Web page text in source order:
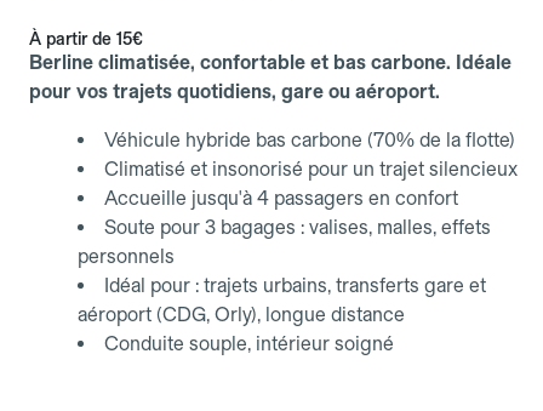
À partir de 15€
Berline climatisée, confortable et bas carbone. Idéale
pour vos trajets quotidiens, gare ou aéroport.
Véhicule hybride bas carbone (70% de la flotte)
Climatisé et insonorisé pour un trajet silencieux
Accueille jusqu'à 4 passagers en confort
Soute pour 3 bagages : valises, malles, effets
personnels
Idéal pour : trajets urbains, transferts gare et
aéroport (CDG, Orly), longue distance
Conduite souple, intérieur soigné